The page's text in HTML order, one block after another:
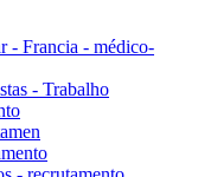
- Francia - médico-
- Trabalho